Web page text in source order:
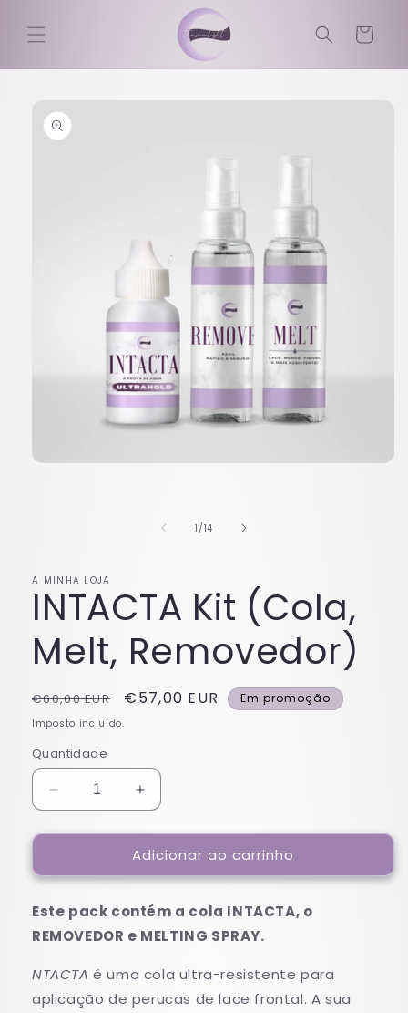
conteúdo
Carrinho
informação
do produto
1 /de
14
A MINHA LOJA
INTACTA Kit (Cola,
Melt, Removedor)
Preço
normal
€60,00 EUR
Preço
€57,00 EUR Em promoção
Imposto incluído.
Quantidade
Diminuir
a
quantidade
INTACTA
(Cola,
Melt,
Aumentar
a
quantidade
de
INTACTA
(Cola,
Melt,
Adicionar ao carrinho
Este pack contém a cola INTACTA, o
REMOVEDOR e MELTING SPRAY.
NTACTA é uma cola ultra-resistente para
aplicação de perucas de lace frontal. A sua